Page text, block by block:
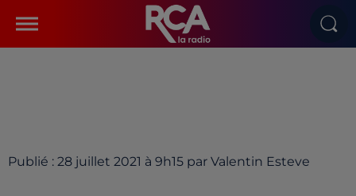
Publié : 28 juillet 2021 à 9h15 par Valentin Esteve